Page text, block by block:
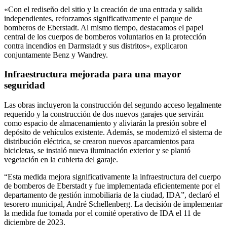
«Con el rediseño del sitio y la creación de una entrada y salida
independientes, reforzamos significativamente el parque de
bomberos de Eberstadt. Al mismo tiempo, destacamos el papel
central de los cuerpos de bomberos voluntarios en la protección
contra incendios en Darmstadt y sus distritos», explicaron
conjuntamente Benz y Wandrey.
Infraestructura mejorada para una mayor
seguridad
Las obras incluyeron la construcción del segundo acceso legalmente
requerido y la construcción de dos nuevos garajes que servirán
como espacio de almacenamiento y aliviarán la presión sobre el
depósito de vehículos existente. Además, se modernizó el sistema de
distribución eléctrica, se crearon nuevos aparcamientos para
bicicletas, se instaló nueva iluminación exterior y se plantó
vegetación en la cubierta del garaje.
“Esta medida mejora significativamente la infraestructura del cuerpo
de bomberos de Eberstadt y fue implementada eficientemente por el
departamento de gestión inmobiliaria de la ciudad, IDA”, declaró el
tesorero municipal, André Schellenberg. La decisión de implementar
la medida fue tomada por el comité operativo de IDA el 11 de
diciembre de 2023.